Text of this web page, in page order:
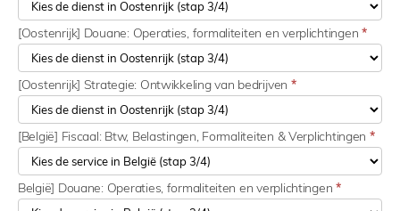
[Oostenrijk] Douane: Operaties, formaliteiten en verplichtingen *
[Oostenrijk] Strategie: Ontwikkeling van bedrijven *
[België] Fiscaal: Btw, Belastingen, Formaliteiten & Verplichtingen *
België] Douane: Operaties, formaliteiten en verplichtingen*